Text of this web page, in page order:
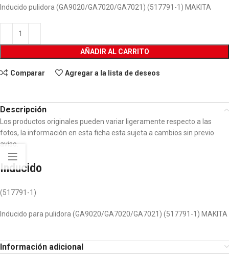
Inducido pulidora (GA9020/GA7020/GA7021) (517791-1) MAKITA
AÑADIR AL CARRITO
Comparar Agregar a la lista de deseos
Descripción
Los productos originales pueden variar ligeramente respecto a las
fotos, la información en esta ficha esta sujeta a cambios sin previo
aviso.
Inducido
(517791-1)
Inducido para pulidora (GA9020/GA7020/GA7021) (517791-1) MAKITA
Información adicional